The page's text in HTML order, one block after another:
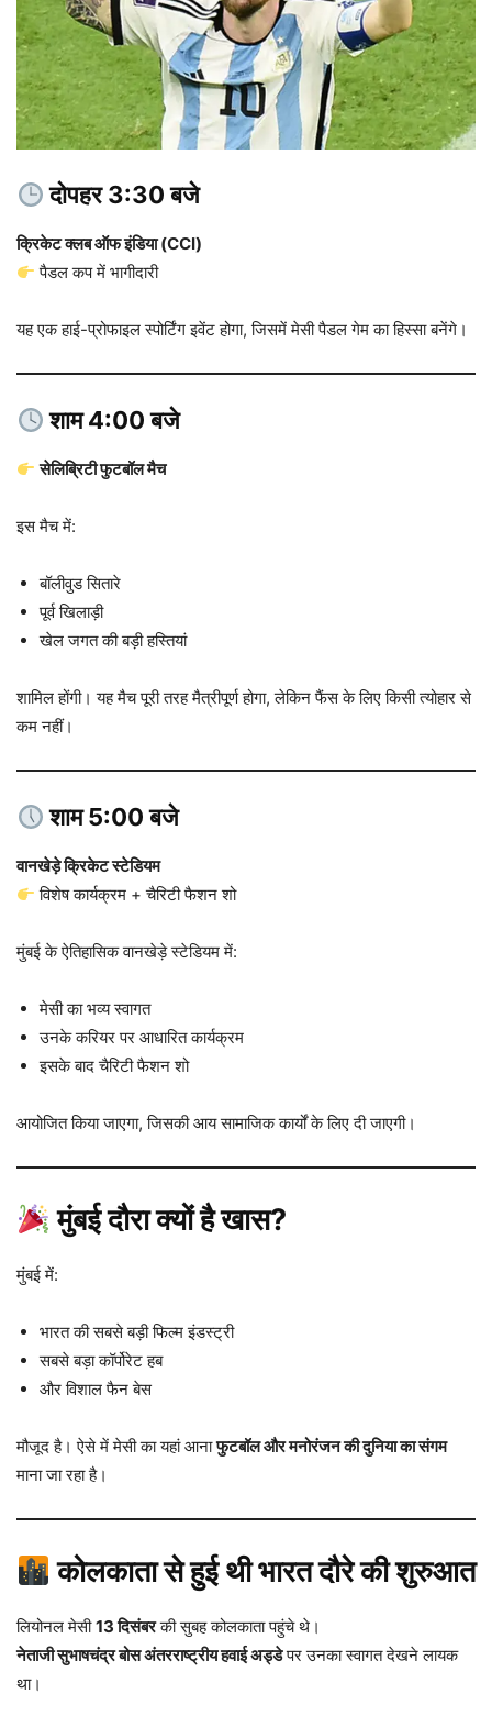
दोपहर 3:30 बजे
क्रिकेट क्लब ऑफ इंडिया (CCI)
पैडल कप में भागीदारी
यह एक हाई-प्रोफाइल स्पोर्टिंग इवेंट होगा, जिसमें मेसी पैडल गेम का हिस्सा बनेंगे।
शाम 4:00 बजे
सेलिब्रिटी फुटबॉल मैच
इस मैच में:
बॉलीवुड सितारे
पूर्व खिलाड़ी
खेल जगत की बड़ी हस्तियां
शामिल होंगी। यह मैच पूरी तरह मैत्रीपूर्ण होगा, लेकिन फैंस के लिए किसी त्योहार से
कम नहीं।
शाम 5:00 बजे
वानखेड़े क्रिकेट स्टेडियम
विशेष कार्यक्रम + चैरिटी फैशन शो
मुंबई के ऐतिहासिक वानखेड़े स्टेडियम में:
मेसी का भव्य स्वागत
उनके करियर पर आधारित कार्यक्रम
इसके बाद चैरिटी फैशन शो
आयोजित किया जाएगा, जिसकी आय सामाजिक कार्यों के लिए दी जाएगी।
मुंबई दौरा क्यों है खास?
मुंबई में:
भारत की सबसे बड़ी फिल्म इंडस्ट्री
सबसे बड़ा कॉर्पोरेट हब
और विशाल फैन बेस
मौजूद है। ऐसे में मेसी का यहां आनाफुटबॉल और मनोरंजन की दुनिया का संगम
माना जा रहा है।
कोलकाता से हुई थी भारत दौरे की शुरुआत
लियोनल मेसी13 दिसंबरकी सुबह कोलकाता पहुंचे थे।
नेताजी सुभाषचंद्र बोस अंतरराष्ट्रीय हवाई अड्डेपर उनका स्वागत देखने लायक
था।